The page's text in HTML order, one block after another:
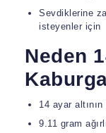
Sevdiklerine
isteyenler için
Neden
14 ayar
9.11 gram